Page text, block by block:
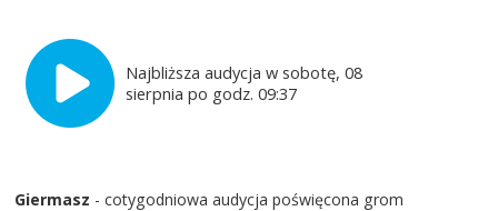
Najbliższa audycja w sobotę, 08
sierpnia po godz. 09:37
Giermasz - cotygodniowa audycja poświęcona grom